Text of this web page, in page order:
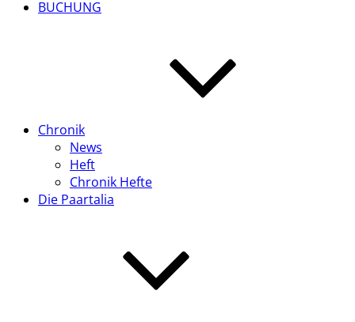
BUCHUNG
Chronik
News
Heft
Chronik Hefte
Die Paartalia